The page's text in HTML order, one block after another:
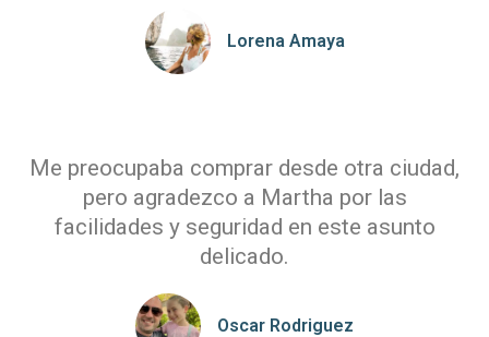
Lorena Amaya
Me preocupaba comprar desde otra ciudad,
pero agradezco a Martha por las
facilidades y seguridad en este asunto
delicado.
Oscar Rodriguez